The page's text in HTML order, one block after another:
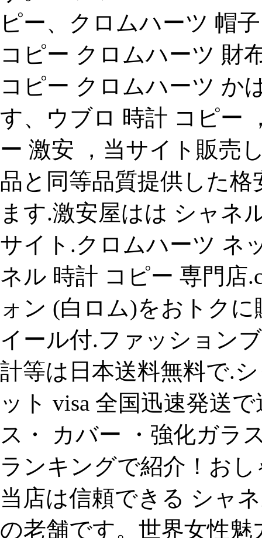
ピー、クロムハーツ 帽
コピー クロムハーツ 財
コピー クロムハーツ か
す、ウブロ 時計 コピー
ー 激安 ，当サイト販売
品と同等品質提供した
ます.激安屋はは シャネ
サイト.クロムハーツ ネ
ネル 時計 コピー 専門店
ォン (白ロム)をおトク
イール付.ファッション
計等は日本送料無料で.
ット visa 全国迅速発送
ス・ カバー ・強化ガラ
ランキングで紹介！お
当店は信頼できる シャ
の老舗です。世界女性